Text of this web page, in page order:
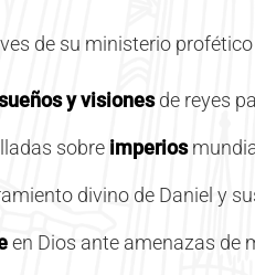
de su ministerio
y visionesde reyes
sobre imperios
divino de Daniel y
en Dios ante amenazas de